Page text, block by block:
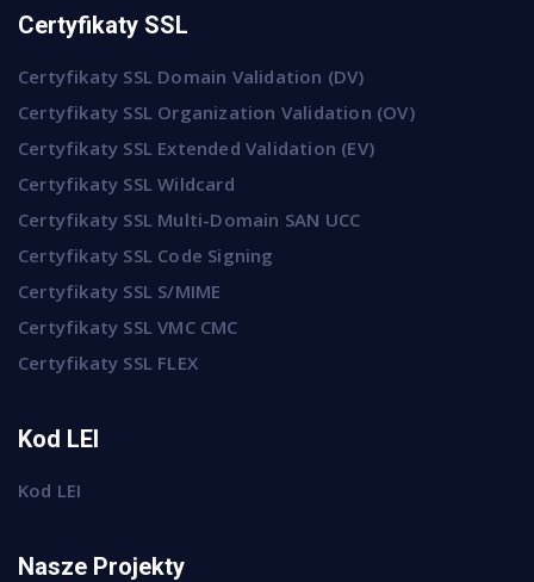
Certyfikaty SSL
Certyfikaty SSL Domain Validation (DV)
Certyfikaty SSL Organization Validation (OV)
Certyfikaty SSL Extended Validation (EV)
Certyfikaty SSL Wildcard
Certyfikaty SSL Multi-Domain SAN UCC
Certyfikaty SSL Code Signing
Certyfikaty SSL S/MIME
Certyfikaty SSL VMC CMC
Certyfikaty SSL FLEX
Kod LEI
Kod LEI
Nasze Projekty